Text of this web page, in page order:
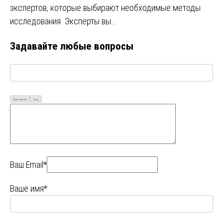
экспертов, которые выбирают необходимые методы
исследования. Эксперты вы…
Задавайте любые вопросы
Визуально Код
Ваш Email*
Ваше имя*